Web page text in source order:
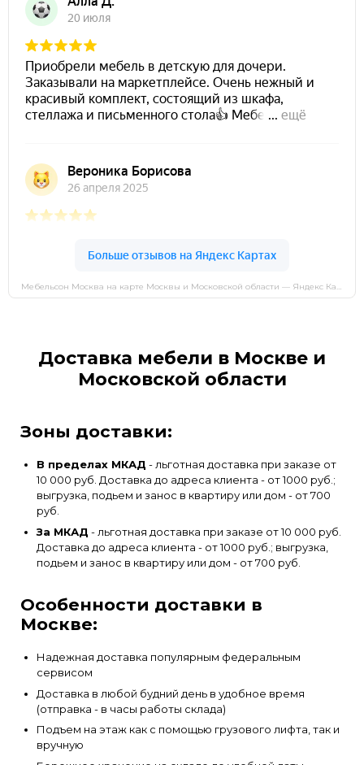
Мебельсон Москва на карте Москвы и Московской области — Яндекс Карты
Доставка мебели в Москве и
Московской области
Зоны доставки:
В пределах МКАД - льготная доставка при заказе от
10 000 руб. Доставка до адреса клиента - от 1000 руб.;
выгрузка, подьем и занос в квартиру или дом - от 700
руб.
За МКАД - льготная доставка при заказе от 10 000 руб.
Доставка до адреса клиента - от 1000 руб.; выгрузка,
подьем и занос в квартиру или дом - от 700 руб.
Особенности доставки в
Москве:
Надежная доставка популярным федеральным
сервисом
Доставка в любой будний день в удобное время
(отправка - в часы работы склада)
Подъем на этаж как с помощью грузового лифта, так и
вручную